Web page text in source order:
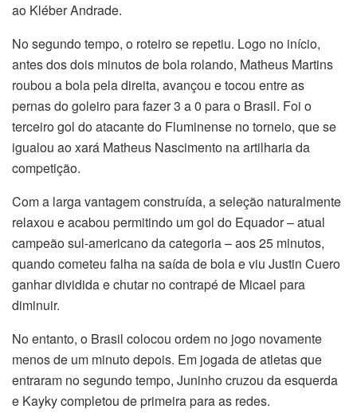
ao Kléber Andrade.
No segundo tempo, o roteiro se repetiu. Logo no início,
antes dos dois minutos de bola rolando, Matheus Martins
roubou a bola pela direita, avançou e tocou entre as
pernas do goleiro para fazer 3 a 0 para o Brasil. Foi o
terceiro gol do atacante do Fluminense no torneio, que se
igualou ao xará Matheus Nascimento na artilharia da
competição.
Com a larga vantagem construída, a seleção naturalmente
relaxou e acabou permitindo um gol do Equador – atual
campeão sul-americano da categoria – aos 25 minutos,
quando cometeu falha na saída de bola e viu Justin Cuero
ganhar dividida e chutar no contrapé de Micael para
diminuir.
No entanto, o Brasil colocou ordem no jogo novamente
menos de um minuto depois. Em jogada de atletas que
entraram no segundo tempo, Juninho cruzou da esquerda
e Kayky completou de primeira para as redes.